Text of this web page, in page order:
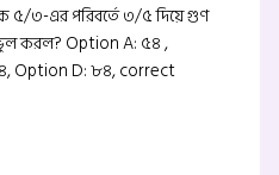
৫/৩-এর পরিবর্তে ৩/৫ দিয়ে গুণ
করল? Option A: ৫৪ ,
Option D: ৮৪, correct